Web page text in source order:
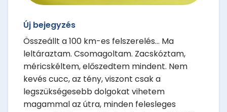
Új bejegyzés
Összeállt a 100 km-es felszerelés... Ma
leltáraztam. Csomagoltam. Zacskóztam,
méricskéltem, előszedtem mindent. Nem
kevés cucc, az tény, viszont csak a
legszükségesebb dolgokat vihetem
magammal az útra, minden felesleges